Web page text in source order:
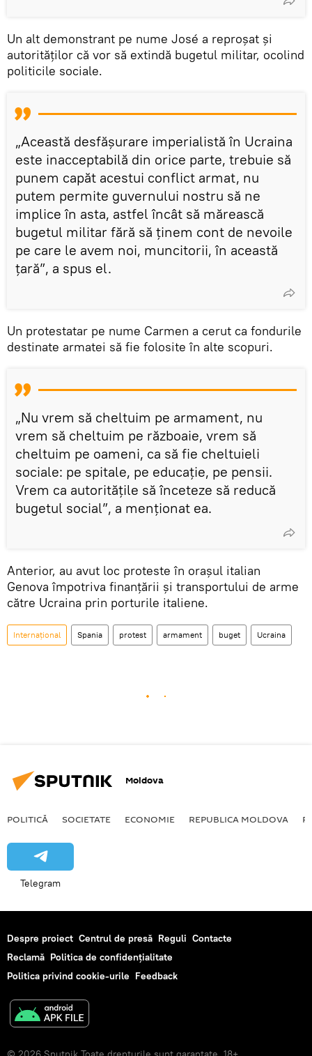
Un alt demonstrant pe nume José a reproșat și
autorităților că vor să extindă bugetul militar, ocolind
politicile sociale.
„Această desfășurare imperialistă în Ucraina
este inacceptabilă din orice parte, trebuie să
punem capăt acestui conflict armat, nu
putem permite guvernului nostru să ne
implice în asta, astfel încât să mărească
bugetul militar fără să ținem cont de nevoile
pe care le avem noi, muncitorii, în această
țară”, a spus el.
Un protestatar pe nume Carmen a cerut ca fondurile
destinate armatei să fie folosite în alte scopuri.
„Nu vrem să cheltuim pe armament, nu
vrem să cheltuim pe războaie, vrem să
cheltuim pe oameni, ca să fie cheltuieli
sociale: pe spitale, pe educație, pe pensii.
Vrem ca autoritățile să înceteze să reducă
bugetul social”, a menționat ea.
Anterior, au avut loc proteste în orașul italian
Genova împotriva finanțării și transportului de arme
către Ucraina prin porturile italiene.
Internațional Spania protest armament buget Ucraina
Moldova
POLITICĂ SOCIETATE ECONOMIE REPUBLICA MOLDOVA
Telegram
Despre proiect Centrul de presă Reguli Contacte
Reclamă Politica de confidențialitate
Politica privind cookie-urile Feedback